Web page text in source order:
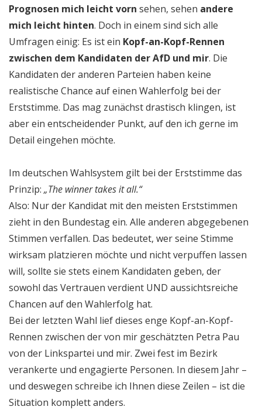
Prognosen mich leicht vorn sehen, sehen andere
mich leicht hinten. Doch in einem sind sich alle
Umfragen einig: Es ist ein Kopf-an-Kopf-Rennen
zwischen dem Kandidaten der AfD und mir. Die
Kandidaten der anderen Parteien haben keine
realistische Chance auf einen Wahlerfolg bei der
Erststimme. Das mag zunächst drastisch klingen, ist
aber ein entscheidender Punkt, auf den ich gerne im
Detail eingehen möchte.
Im deutschen Wahlsystem gilt bei der Erststimme das
Prinzip: „The winner takes it all.“
Also: Nur der Kandidat mit den meisten Erststimmen
zieht in den Bundestag ein. Alle anderen abgegebenen
Stimmen verfallen. Das bedeutet, wer seine Stimme
wirksam platzieren möchte und nicht verpuffen lassen
will, sollte sie stets einem Kandidaten geben, der
sowohl das Vertrauen verdient UND aussichtsreiche
Chancen auf den Wahlerfolg hat.
Bei der letzten Wahl lief dieses enge Kopf-an-Kopf-
Rennen zwischen der von mir geschätzten Petra Pau
von der Linkspartei und mir. Zwei fest im Bezirk
verankerte und engagierte Personen. In diesem Jahr –
und deswegen schreibe ich Ihnen diese Zeilen – ist die
Situation komplett anders.